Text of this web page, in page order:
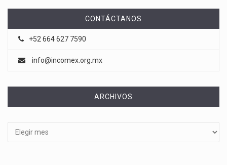
CONTÁCTANOS
+52 664 627 7590
info@incomex.org.mx
ARCHIVOS